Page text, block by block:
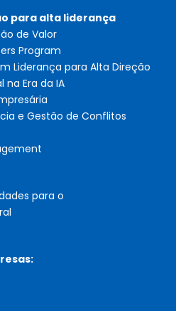
para alta liderança
de Valor
Program
Liderança para Alta Direção
na Era da IA
e Gestão de Conflitos
para o